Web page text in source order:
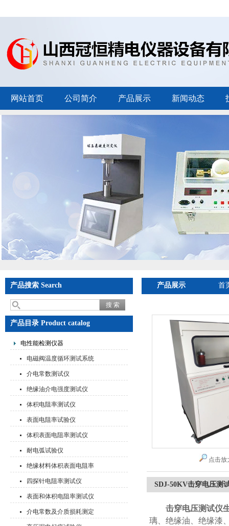
网站首页 公司简介 产品展示 新闻动态
产品搜索 Search
产品目录 Product catalog
电性能检测仪器
电磁阀温度循环测试系统
介电常数测试仪
绝缘油介电强度测试仪
体积电阻率测试仪
表面电阻率试验仪
体积表面电阻率测试仪
耐电弧试验仪
绝缘材料体积表面电阻率
测试仪
四探针电阻率测试仪
表面和体积电阻率测试仪
介电常数及介质损耗测定
仪
产品展示 首
点击放
SDJ-50KV击穿电压测
击穿电压测试仪
璃、绝缘油、绝缘漆